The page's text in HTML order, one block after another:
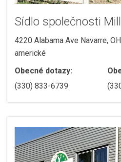
Sídlo společnosti
4220 Alabama Ave Navarre,
americké
Obecné dotazy:
(330) 833-6739